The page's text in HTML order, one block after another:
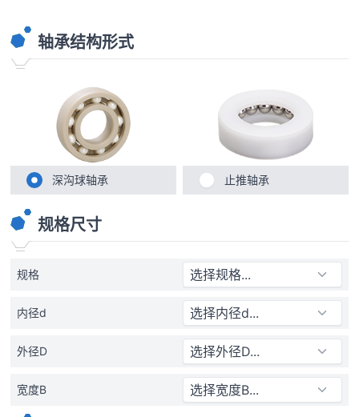
轴承结构形式
深沟球轴承 止推轴承
规格尺寸
规格
内径d
外径D
宽度B